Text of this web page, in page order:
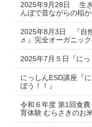
2025年9月28日 生き
んぼで昔ながらの稲
2025年8月3日 『自
♬』完全オーガニック
2025年7月５日『にっ
にっしんESD講座『
ぼう！！』
令和６年度 第1回食
育体験 むらさきのお